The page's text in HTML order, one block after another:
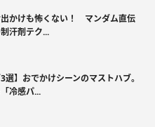
かけも怖くない！ マンダム直伝
汗剤テク...
選】おでかけシーンのマストハブ。
冷感パ...